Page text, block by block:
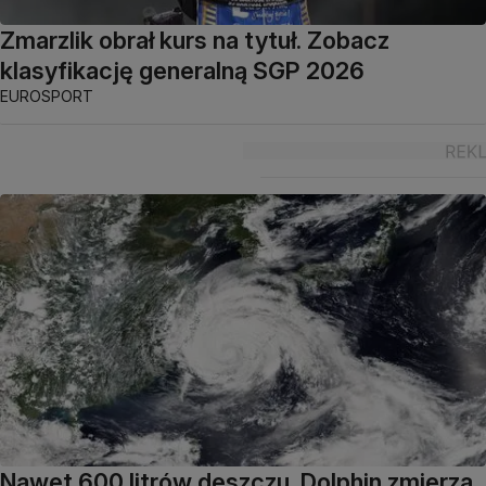
Zmarzlik obrał kurs na tytuł. Zobacz
klasyfikację generalną SGP 2026
EUROSPORT